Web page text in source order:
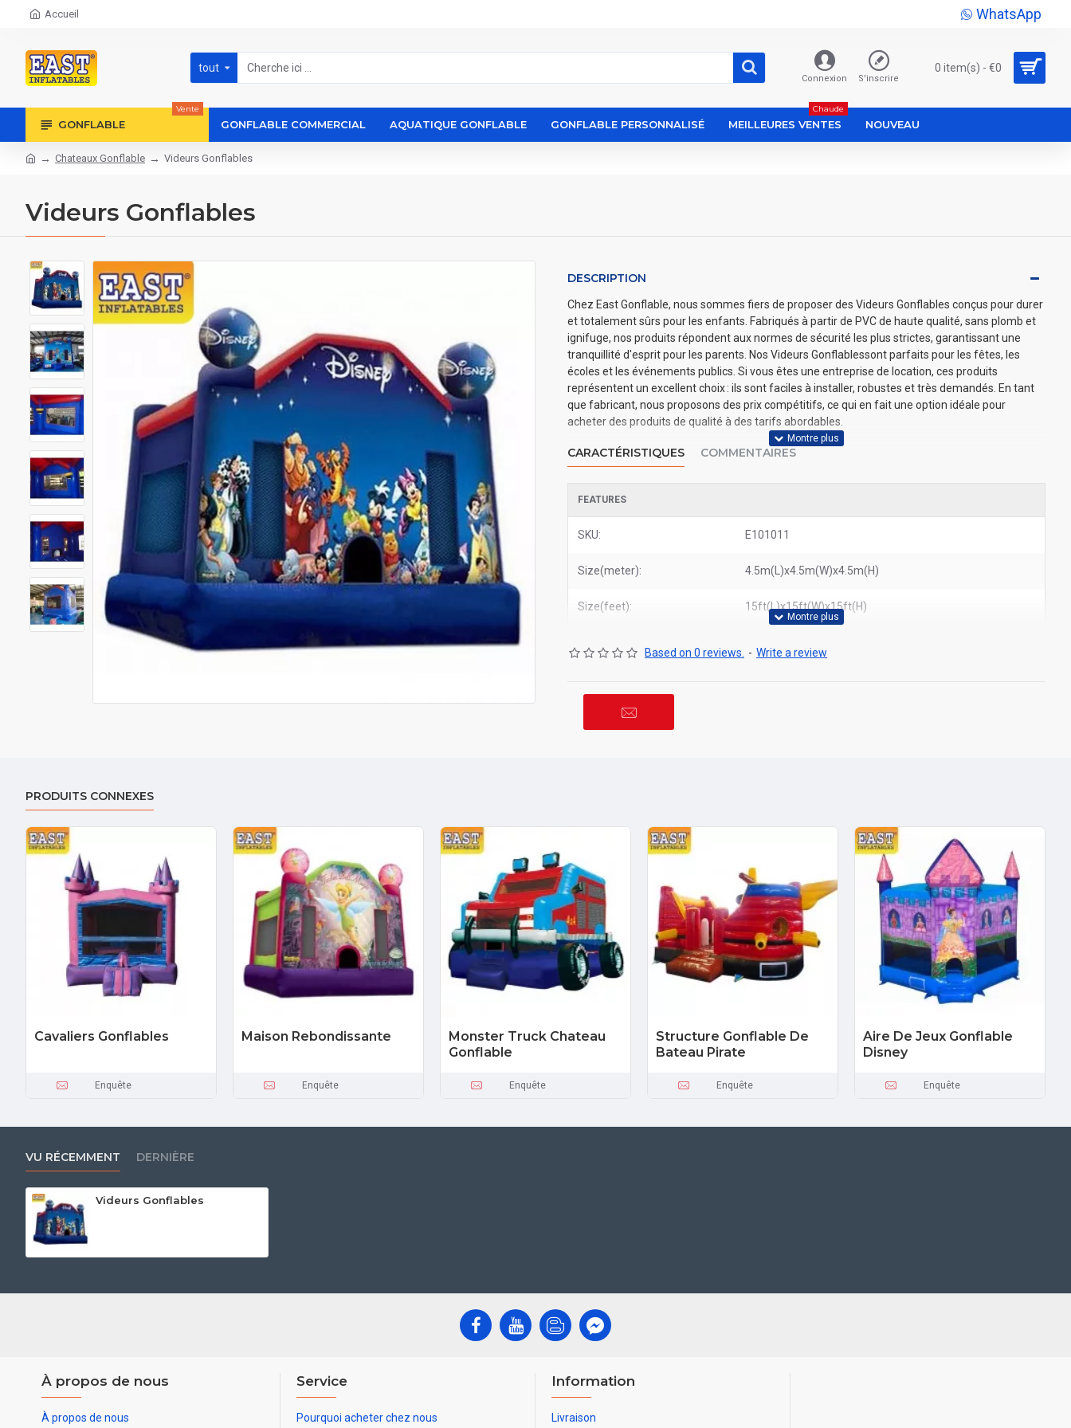
Accueil WhatsApp
tout
Connexion S'inscrire
0 item(s) - €0
GONFLABLE
Vente
GONFLABLE COMMERCIAL AQUATIQUE GONFLABLE GONFLABLE PERSONNALISÉ MEILLEURES VENTES
Chaude
NOUVEAU
Chateaux Gonflable Videurs Gonflables
Videurs Gonflables
DESCRIPTION
Chez East Gonflable, nous sommes fiers de proposer des Videurs Gonflables conçus pour durer
et totalement sûrs pour les enfants. Fabriqués à partir de PVC de haute qualité, sans plomb et
ignifuge, nos produits répondent aux normes de sécurité les plus strictes, garantissant une
tranquillité d'esprit pour les parents. Nos Videurs Gonflablessont parfaits pour les fêtes, les
écoles et les événements publics. Si vous êtes une entreprise de location, ces produits
représentent un excellent choix : ils sont faciles à installer, robustes et très demandés. En tant
que fabricant, nous proposons des prix compétitifs, ce qui en fait une option idéale pour
acheter des produits de qualité à des tarifs abordables.
CARACTÉRISTIQUES COMMENTAIRES
FEATURES
SKU: E101011
Size(meter): 4.5m(L)x4.5m(W)x4.5m(H)
Size(feet): 15ft(L)x15ft(W)x15ft(H)
Based on 0 reviews. - Write a review
PRODUITS CONNEXES
Cavaliers Gonflables
Enquête
Maison Rebondissante
Enquête
Monster Truck Chateau
Gonflable
Enquête
Structure Gonflable De
Bateau Pirate
Enquête
Aire De Jeux Gonflable
Disney
Enquête
VU RÉCEMMENT DERNIÈRE
Videurs Gonflables
À propos de nous
À propos de nous
Service
Pourquoi acheter chez nous
Information
Livraison